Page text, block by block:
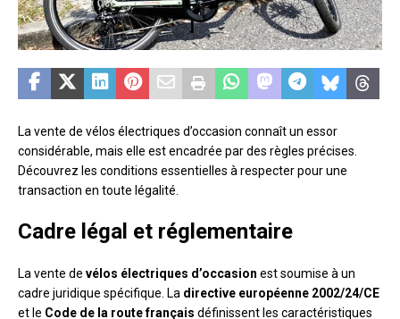
La vente de vélos électriques d’occasion connaît un essor
considérable, mais elle est encadrée par des règles précises.
Découvrez les conditions essentielles à respecter pour une
transaction en toute légalité.
Cadre légal et réglementaire
La vente de vélos électriques d’occasion est soumise à un
cadre juridique spécifique. La directive européenne 2002/24/CE
et le Code de la route français définissent les caractéristiques